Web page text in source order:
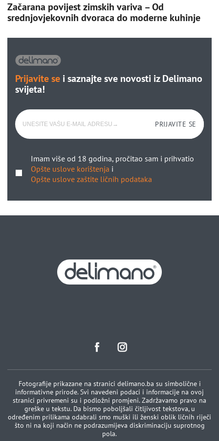
Začarana povijest zimskih variva – Od
srednjovjekovnih dvoraca do moderne kuhinje
Prijavite se i saznajte sve novosti iz Delimano
svijeta!
PRIJAVITE SE
Imam više od 18 godina, pročitao sam i prihvatio
Opšte uslove korištenja i
Opšte uslove zaštite ličnih podataka
Fotografije prikazane na stranici delimano.ba su simbolične i
informativne prirode. Svi navedeni podaci i informacije na ovoj
stranici privremeni su i podložni promjeni. Zadržavamo pravo na
greške u tekstu. Da bismo poboljšali čitljivost tekstova, u
određenim prilikama odabrali smo muški ili ženski oblik ličnih riječi
što ni na koji način ne podrazumijeva diskriminaciju suprotnog
pola.